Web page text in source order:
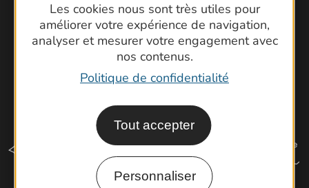
Les cookies nous sont très utiles pour
améliorer votre expérience de navigation,
analyser et mesurer votre engagement avec
nos contenus.
Politique de confidentialité
Tout accepter
Personnaliser